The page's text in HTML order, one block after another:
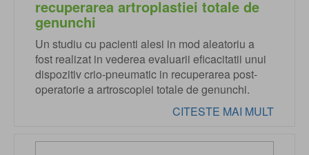
recuperarea artroplastiei totale de
genunchi
Un studiu cu pacienti alesi in mod aleatoriu a
fost realizat in vederea evaluarii eficacitatii unui
dispozitiv crio-pneumatic in recuperarea post-
operatorie a artroscopiei totale de genunchi.
CITESTE MAI MULT